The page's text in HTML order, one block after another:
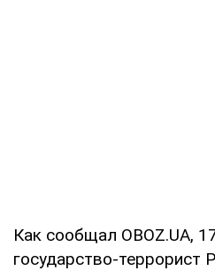
Как сообщал OBOZ.UA,
государство-